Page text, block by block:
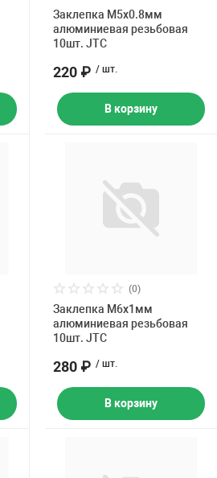
Накачка колес
Мотоадаптеры
Правка дисков
Разное
Инструмент
Заклепка M5х0.8мм
алюминиевая резьбовая
10шт. JTC
220 ₽ / шт.
В корзину
(0)
Заклепка M6х1мм
алюминиевая резьбовая
10шт. JTC
280 ₽ / шт.
В корзину